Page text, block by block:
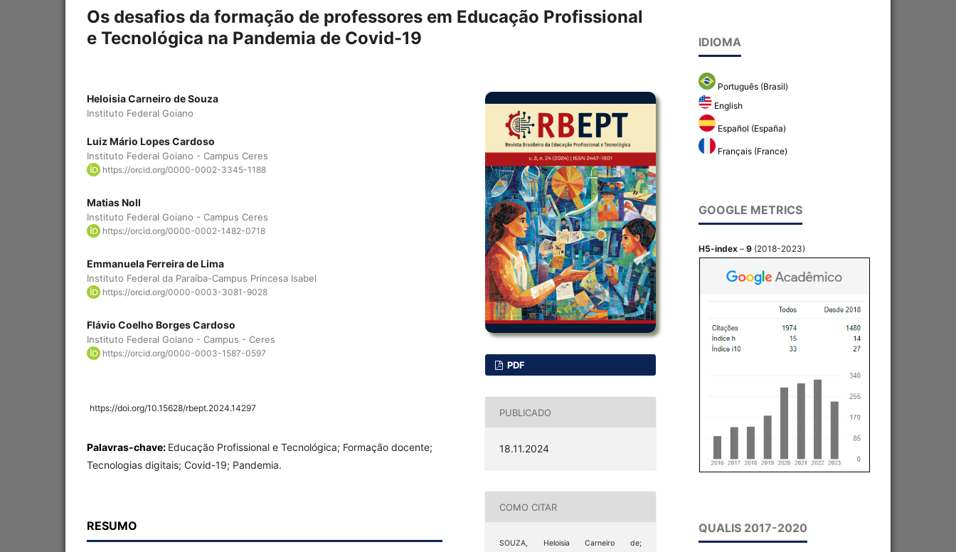
Os desafios da formação de professores em Educação Profissional
e Tecnológica na Pandemia de Covid-19
Heloisia Carneiro de Souza
Instituto Federal Goiano
Luiz Mário Lopes Cardoso
Instituto Federal Goiano - Campus Ceres
https://orcid.org/0000-0002-3345-1188
Matias Noll
Instituto Federal Goiano - Campus Ceres
https://orcid.org/0000-0002-1482-0718
Emmanuela Ferreira de Lima
Instituto Federal da Paraíba-Campus Princesa Isabel
https://orcid.org/0000-0003-3081-9028
Flávio Coelho Borges Cardoso
Instituto Federal Goiano - Campus - Ceres
https://orcid.org/0000-0003-1587-0597
https://doi.org/10.15628/rbept.2024.14297
Palavras-chave: Educação Profissional e Tecnológica; Formação docente;
Tecnologias digitais; Covid-19; Pandemia.
RESUMO
PDF
PUBLICADO
18.11.2024
COMO CITAR
SOUZA, Heloisia Carneiro de;
IDIOMA
Português (Brasil)
English
Español (España)
Français (France)
GOOGLE METRICS
H5-index – 9 (2018-2023)
QUALIS 2017-2020